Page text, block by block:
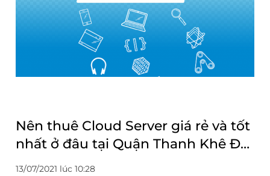
Nên thuê Cloud Server giá rẻ và tốt
nhất ở đâu tại Quận Thanh Khê Đà
Nẵng
13/07/2021 lúc 10:28